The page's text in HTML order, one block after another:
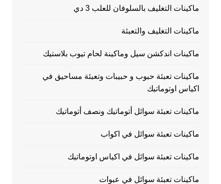
ماكينات التغليف بالسلوفان للعلب 3 دي
ماكينات التغليف والتعبئة
ماكينات اندكشن سيل وماكينة لحام تيوب بلاستيك
ماكينات تعبئة حبوب و حبيبات وتعبئة مساحيق في
اكياس اوتوماتيك
ماكينات تعبئة سوائل أتوماتيك ونصف أتوماتيك
ماكينات تعبئة سوائل في اكواب
ماكينات تعبئة سوائل في اكياس اوتوماتيك
ماكينات تعبئة سوائل في عبوات